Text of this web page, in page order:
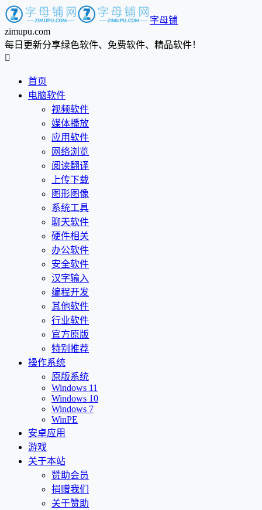
字母铺
zimupu.com
每日更新分享绿色软件、免费软件、精品软件！

首页
电脑软件
视频软件
媒体播放
应用软件
网络浏览
阅读翻译
上传下载
图形图像
系统工具
聊天软件
硬件相关
办公软件
安全软件
汉字输入
编程开发
其他软件
行业软件
官方原版
特别推荐
操作系统
原版系统
Windows 11
Windows 10
Windows 7
WinPE
安卓应用
游戏
关于本站
赞助会员
捐赠我们
关于赞助